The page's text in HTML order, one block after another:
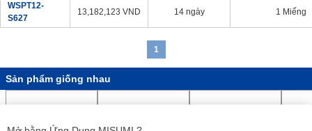
WSPT12-
S627
13,182,123 VND 14 ngày 1 Miếng
1
Sản phẩm giống nhau